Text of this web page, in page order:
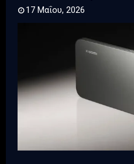
17 Μαΐου, 2026